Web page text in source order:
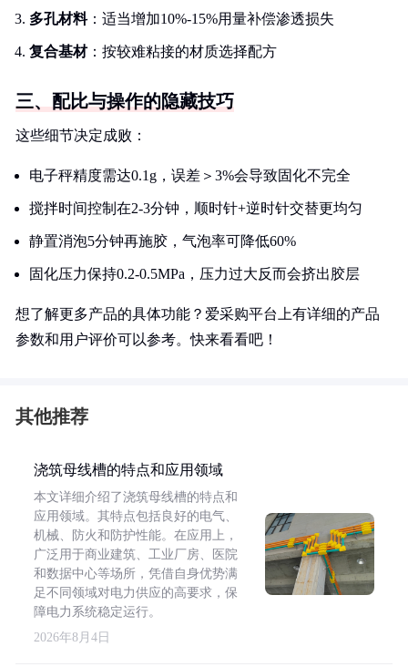
多孔材料：适当增加10%-15%用量补偿渗透损失
复合基材：按较难粘接的材质选择配方
三、配比与操作的隐藏技巧
这些细节决定成败：
电子秤精度需达0.1g，误差＞3%会导致固化不完全
搅拌时间控制在2-3分钟，顺时针+逆时针交替更均匀
静置消泡5分钟再施胶，气泡率可降低60%
固化压力保持0.2-0.5MPa，压力过大反而会挤出胶层
想了解更多产品的具体功能？爱采购平台上有详细的产品
参数和用户评价可以参考。快来看看吧！
其他推荐
浇筑母线槽的特点和应用领域
本文详细介绍了浇筑母线槽的特点和
应用领域。其特点包括良好的电气、
机械、防火和防护性能。在应用上，
广泛用于商业建筑、工业厂房、医院
和数据中心等场所，凭借自身优势满
足不同领域对电力供应的高要求，保
障电力系统稳定运行。
2026年8月4日